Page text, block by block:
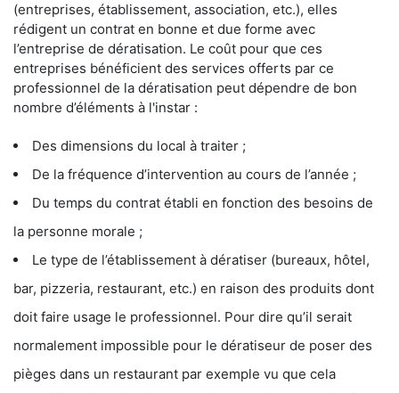
(entreprises, établissement, association, etc.), elles
rédigent un contrat en bonne et due forme avec
l’entreprise de dératisation. Le coût pour que ces
entreprises bénéficient des services offerts par ce
professionnel de la dératisation peut dépendre de bon
nombre d’éléments à l'instar :
Des dimensions du local à traiter ;
De la fréquence d’intervention au cours de l’année ;
Du temps du contrat établi en fonction des besoins de
la personne morale ;
Le type de l’établissement à dératiser (bureaux, hôtel,
bar, pizzeria, restaurant, etc.) en raison des produits dont
doit faire usage le professionnel. Pour dire qu’il serait
normalement impossible pour le dératiseur de poser des
pièges dans un restaurant par exemple vu que cela